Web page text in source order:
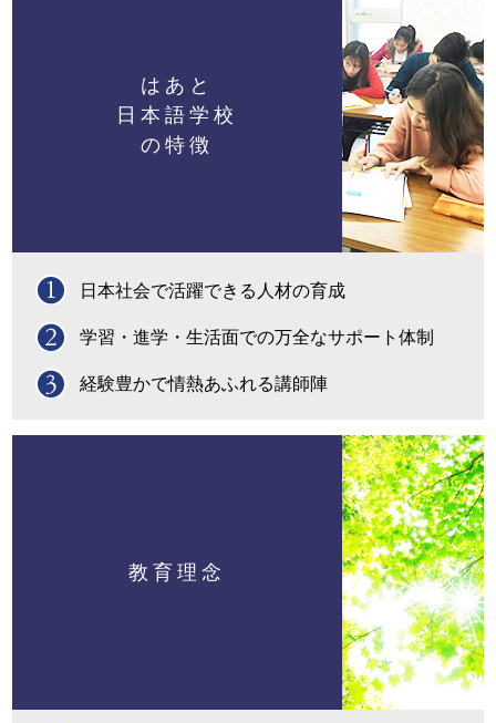
はあと
日本語学校
の特徴
日本社会で活躍できる人材の育成
学習・進学・生活面での万全なサポート体制
経験豊かで情熱あふれる講師陣
教育理念